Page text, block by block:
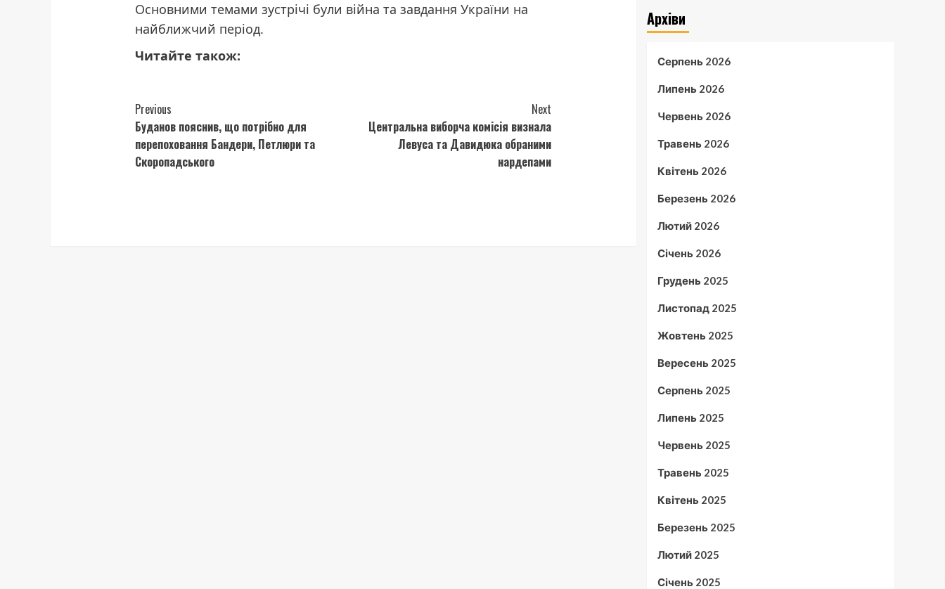
Основними темами зустрічі були війна та завдання України на
найближчий період.
Читайте також:
Continue
Reading
Previous
Буданов пояснив, що потрібно для
перепоховання Бандери, Петлюри та
Скоропадського
Next
Центральна виборча комісія визнала
Левуса та Давидюка обраними
нардепами
Архіви
Серпень 2026
Липень 2026
Червень 2026
Травень 2026
Квітень 2026
Березень 2026
Лютий 2026
Січень 2026
Грудень 2025
Листопад 2025
Жовтень 2025
Вересень 2025
Серпень 2025
Липень 2025
Червень 2025
Травень 2025
Квітень 2025
Березень 2025
Лютий 2025
Січень 2025